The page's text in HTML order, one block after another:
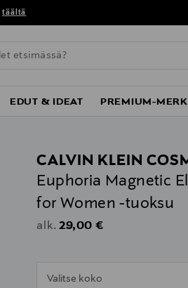
täältä
EDUT & IDEAT PREMIUM-
CALVIN KLEIN
Euphoria Magnetic
for Women -tuoksu
alk. Original Price
29,00 €
Valitse koko